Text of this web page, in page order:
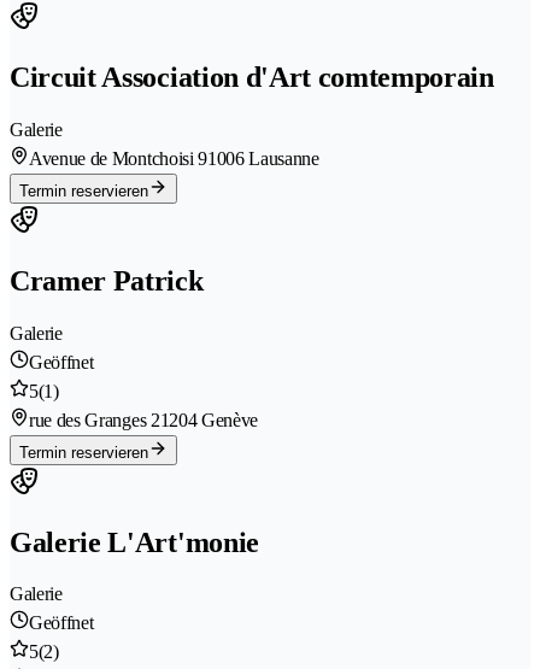
Circuit Association d'Art comtemporain
Galerie
Avenue de Montchoisi 91006 Lausanne
Termin reservieren
Cramer Patrick
Galerie
Geöffnet
5(1)
rue des Granges 21204 Genève
Termin reservieren
Galerie L'Art'monie
Galerie
Geöffnet
5(2)